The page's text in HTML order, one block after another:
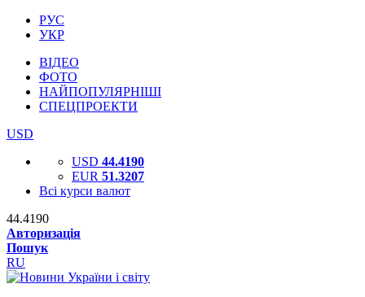
РУС
УКР
ВІДЕО
ФОТО
НАЙПОПУЛЯРНІШІ
СПЕЦПРОЕКТИ
USD
USD 44.4190
EUR 51.3207
Всі курси валют
44.4190
Авторизація
Пошук
RU